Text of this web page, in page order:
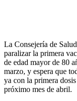
La Consejería de
paralizar la primera
de edad mayor de 80
marzo, y espera que
ya con la primera
próximo mes de abril.